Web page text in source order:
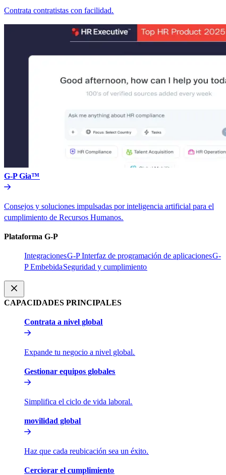
Contrata contratistas con facilidad.​​
G-P Gia™​​
Consejos y soluciones impulsadas por inteligencia artificial para el
cumplimiento de Recursos Humanos.​​
Plataforma G-P​​
Integraciones​​G-P Interfaz de programación de aplicaciones​​G-
P Embebida​​Seguridad y cumplimiento​​
CAPACIDADES PRINCIPALES​​
Contrata a nivel global​​
Expande tu negocio a nivel global.​​
Gestionar equipos globales​​
Simplifica el ciclo de vida laboral.​​
movilidad global​​
Haz que cada reubicación sea un éxito.​​
Cerciorar el cumplimiento​​